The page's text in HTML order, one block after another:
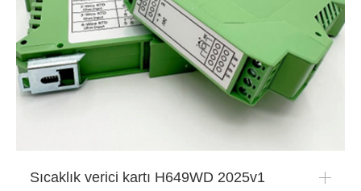
Sıcaklık verici kartı H649WD 2025v1